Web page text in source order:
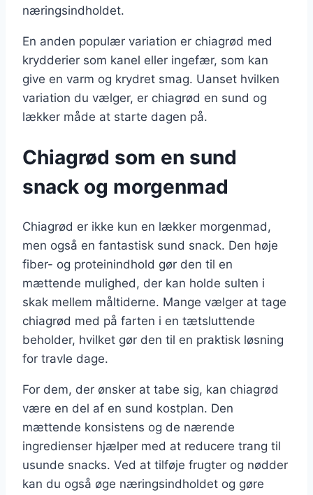
næringsindholdet.
En anden populær variation er chiagrød med
krydderier som kanel eller ingefær, som kan
give en varm og krydret smag. Uanset hvilken
variation du vælger, er chiagrød en sund og
lækker måde at starte dagen på.
Chiagrød som en sund
snack og morgenmad
Chiagrød er ikke kun en lækker morgenmad,
men også en fantastisk sund snack. Den høje
fiber- og proteinindhold gør den til en
mættende mulighed, der kan holde sulten i
skak mellem måltiderne. Mange vælger at tage
chiagrød med på farten i en tætsluttende
beholder, hvilket gør den til en praktisk løsning
for travle dage.
For dem, der ønsker at tabe sig, kan chiagrød
være en del af en sund kostplan. Den
mættende konsistens og de nærende
ingredienser hjælper med at reducere trang til
usunde snacks. Ved at tilføje frugter og nødder
kan du også øge næringsindholdet og gøre